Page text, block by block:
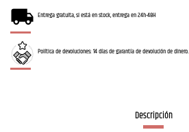
Entrega gratuita, si está en stock, entrega en 24h-48H
Política de devoluciones: 14 días de garantía de devolución de dinero.
Descripción